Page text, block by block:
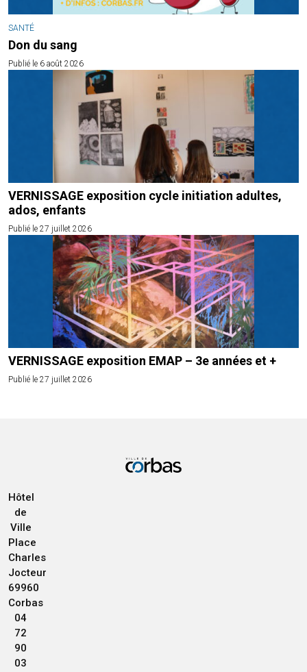
SANTÉ
Don du sang
Publié le 6 août 2026
VERNISSAGE exposition cycle initiation adultes,
ados, enfants
Publié le 27 juillet 2026
VERNISSAGE exposition EMAP – 3e années et +
Publié le 27 juillet 2026
Hôtel
de
Ville
Place
Charles
Jocteur
69960
Corbas
04
72
90
03